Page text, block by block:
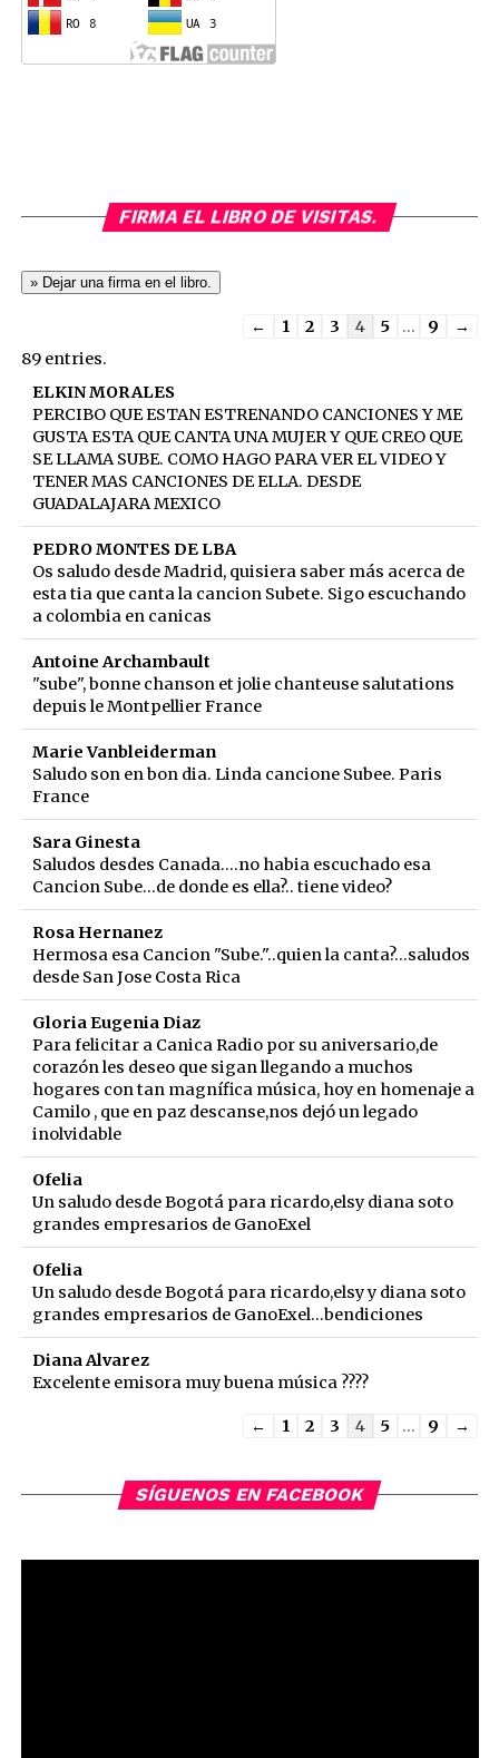
FIRMA EL LIBRO DE VISITAS.
Guestbook
← 1 2 3 4 5 ... 9
→
89 entries.
ELKIN MORALES
PERCIBO QUE ESTAN ESTRENANDO CANCIONES Y ME
GUSTA ESTA QUE CANTA UNA MUJER Y QUE CREO QUE
SE LLAMA SUBE. COMO HAGO PARA VER EL VIDEO Y
TENER MAS CANCIONES DE ELLA. DESDE
GUADALAJARA MEXICO
PEDRO MONTES DE LBA
Os saludo desde Madrid, quisiera saber más acerca de
esta tia que canta la cancion Subete. Sigo escuchando
a colombia en canicas
Antoine Archambault
"sube", bonne chanson et jolie chanteuse salutations
depuis le Montpellier France
Marie Vanbleiderman
Saludo son en bon dia. Linda cancione Subee. Paris
France
Sara Ginesta
Saludos desdes Canada....no habia escuchado esa
Cancion Sube...de donde es ella?.. tiene video?
Rosa Hernanez
Hermosa esa Cancion "Sube."..quien la canta?...saludos
desde San Jose Costa Rica
Gloria Eugenia Diaz
Para felicitar a Canica Radio por su aniversario,de
corazón les deseo que sigan llegando a muchos
hogares con tan magnífica música, hoy en homenaje a
Camilo , que en paz descanse,nos dejó un legado
inolvidable
Ofelia
Un saludo desde Bogotá para ricardo,elsy diana soto
grandes empresarios de GanoExel
Ofelia
Un saludo desde Bogotá para ricardo,elsy y diana soto
grandes empresarios de GanoExel...bendiciones
Diana Alvarez
Excelente emisora muy buena música ????
Guestbook
← 1 2 3 4 5 ... 9 →
SÍGUENOS EN FACEBOOK
Reproductor